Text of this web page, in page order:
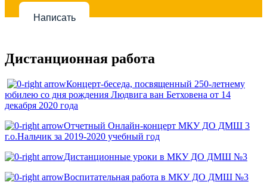
Написать
Дистанционная работа
Концерт-беседа, посвященный 250-летнему
юбилею со дня рождения Людвига ван Бетховена от 14
декабря 2020 года
Отчетный Онлайн-концерт МКУ ДО ДМШ 3
г.о.Нальчик за 2019-2020 учебный год
Дистанционные уроки в МКУ ДО ДМШ №3
Воспитательная работа в МКУ ДО ДМШ №3